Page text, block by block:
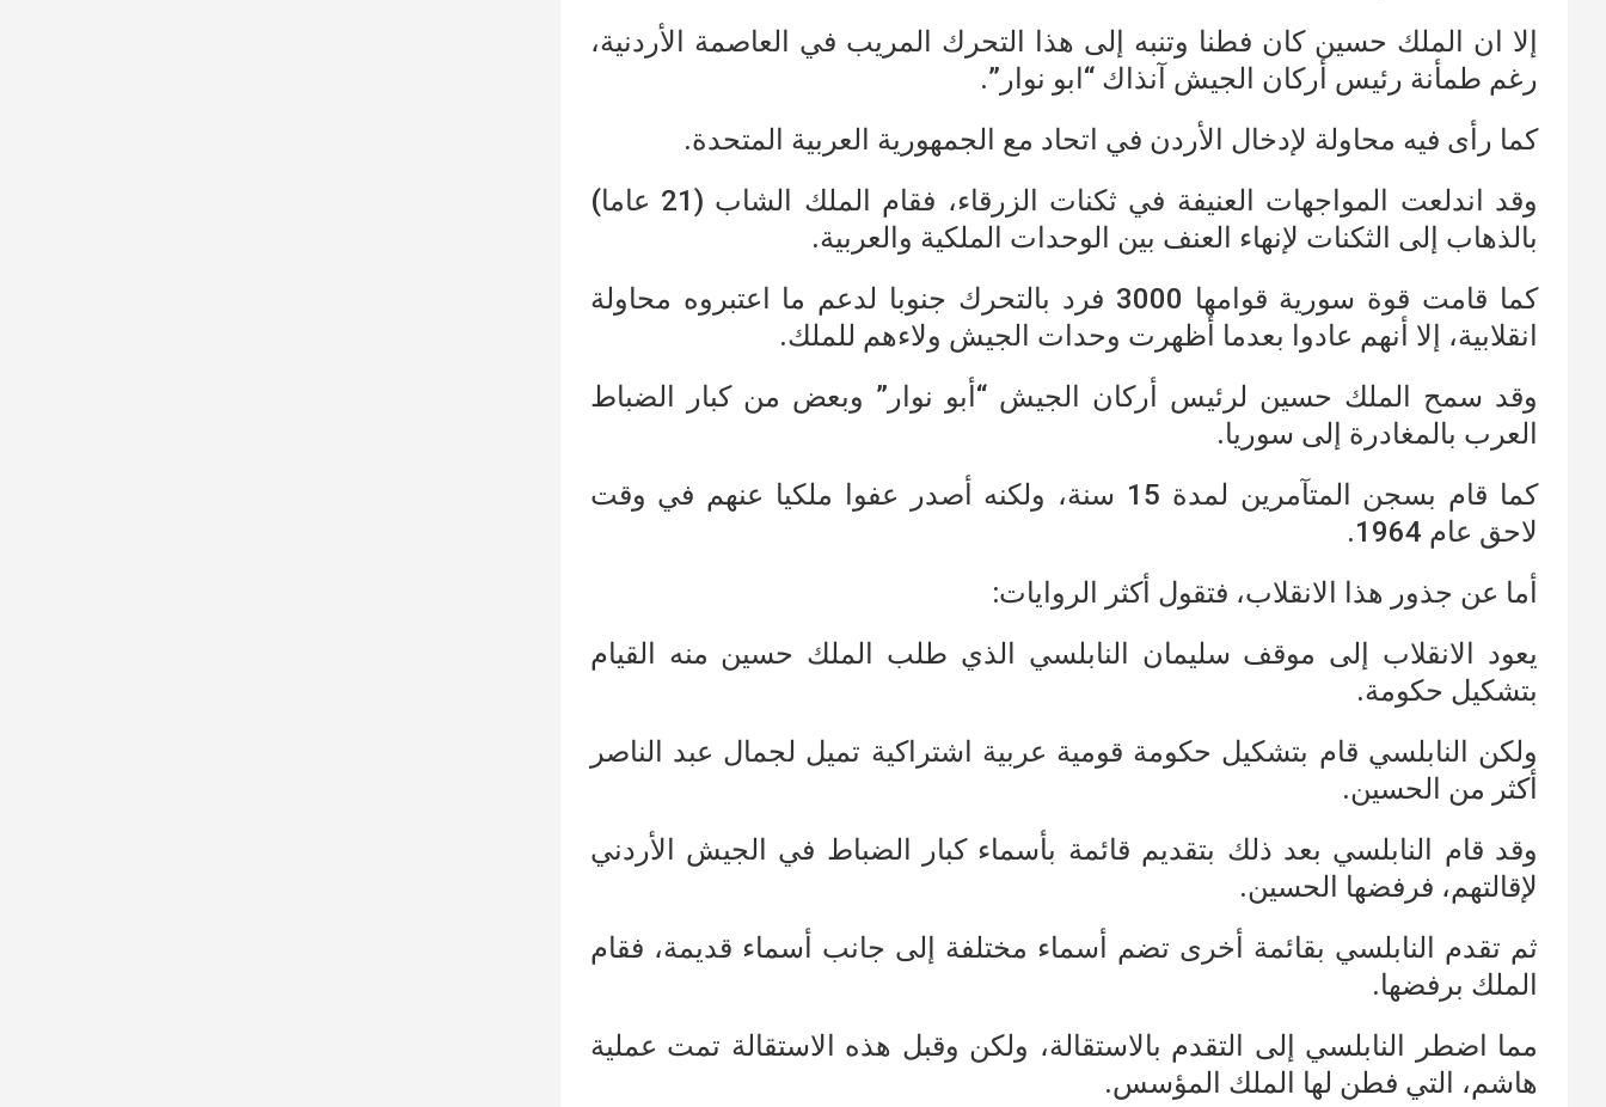
إلا ان الملك حسين كان فطنا وتنبه إلى هذا التحرك المريب في العاصمة الأردنية،
رغم طمأنة رئيس أركان الجيش آنذاك “ابو نوار”.
كما رأى فيه محاولة لإدخال الأردن في اتحاد مع الجمهورية العربية المتحدة.
وقد اندلعت المواجهات العنيفة في ثكنات الزرقاء، فقام الملك الشاب (21 عاما)
بالذهاب إلى الثكنات لإنهاء العنف بين الوحدات الملكية والعربية.
كما قامت قوة سورية قوامها 3000 فرد بالتحرك جنوبا لدعم ما اعتبروه محاولة
انقلابية، إلا أنهم عادوا بعدما أظهرت وحدات الجيش ولاءهم للملك.
وقد سمح الملك حسين لرئيس أركان الجيش “أبو نوار” وبعض من كبار الضباط
العرب بالمغادرة إلى سوريا.
كما قام بسجن المتآمرين لمدة 15 سنة، ولكنه أصدر عفوا ملكيا عنهم في وقت
لاحق عام 1964.
أما عن جذور هذا الانقلاب، فتقول أكثر الروايات:
يعود الانقلاب إلى موقف سليمان النابلسي الذي طلب الملك حسين منه القيام
بتشكيل حكومة.
ولكن النابلسي قام بتشكيل حكومة قومية عربية اشتراكية تميل لجمال عبد الناصر
أكثر من الحسين.
وقد قام النابلسي بعد ذلك بتقديم قائمة بأسماء كبار الضباط في الجيش الأردني
لإقالتهم، فرفضها الحسين.
ثم تقدم النابلسي بقائمة أخرى تضم أسماء مختلفة إلى جانب أسماء قديمة، فقام
الملك برفضها.
مما اضطر النابلسي إلى التقدم بالاستقالة، ولكن وقبل هذه الاستقالة تمت عملية
هاشم، التي فطن لها الملك المؤسس.